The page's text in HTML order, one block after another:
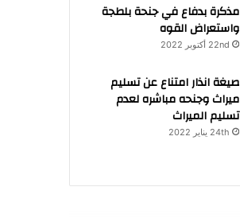
مذكرة بدفاع في جنحة بلطجة
واستعراض القوه
22nd أكتوبر 2022
صيغة انذار امتناع عن تسليم
ميراث وجنحه مباشره لعدم
تسليم الميراث
24th يناير 2022